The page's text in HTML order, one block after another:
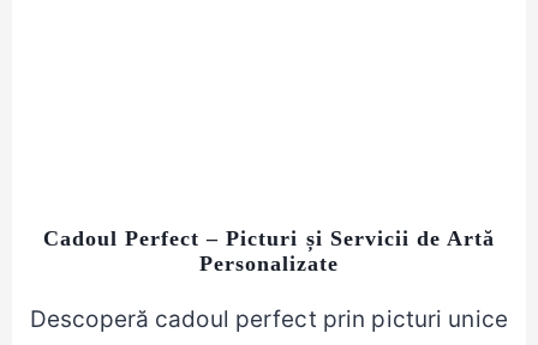
Cadoul Perfect – Picturi și Servicii de Artă
Personalizate
Descoperă cadoul perfect prin picturi unice